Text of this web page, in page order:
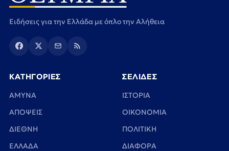
Ειδήσεις για την Ελλάδα με όπλο την Αλήθεια
ΚΑΤΗΓΟΡΙΕΣ
ΑΜΥΝΑ
ΑΠΟΨΕΙΣ
ΔΙΕΘΝΗ
ΕΛΛΑΔΑ
ΣΕΛΙΔΕΣ
ΙΣΤΟΡΙΑ
ΟΙΚΟΝΟΜΙΑ
ΠΟΛΙΤΙΚΗ
ΔΙΑΦΟΡΑ